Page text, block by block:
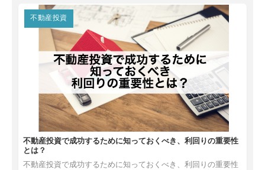
不動産投資
不動産投資で成功するために知っておくべき、利回りの重要性
とは？
不動産投資で成功するために知っておくべき、利回りの重要性